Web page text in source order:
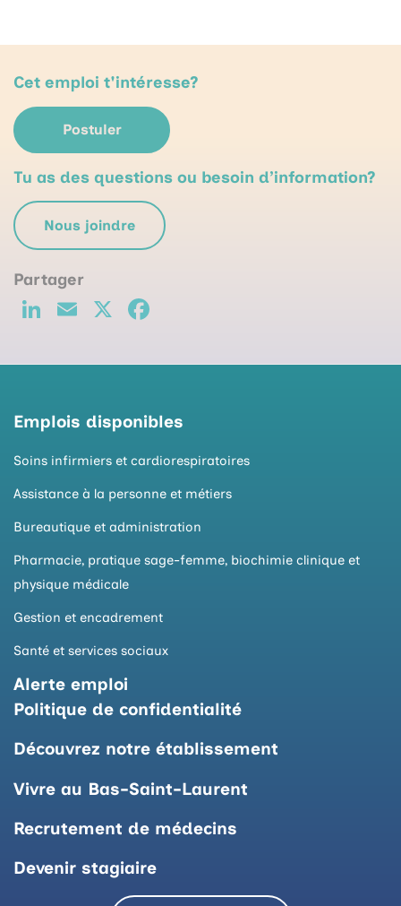
Cet emploi t'intéresse?
Postuler
Tu as des questions ou besoin d’information?
Nous joindre
Li
k
d
I
n
E
ai
X
c
b
o
k
Emplois disponibles
Soins infirmiers et cardiorespiratoires
Assistance à la personne et métiers
Bureautique et administration
Pharmacie, pratique sage-femme, biochimie clinique et
physique médicale
Gestion et encadrement
Santé et services sociaux
Alerte emploi
Politique de confidentialité
Découvrez notre établissement
Vivre au Bas-Saint-Laurent
Recrutement de médecins
Devenir stagiaire